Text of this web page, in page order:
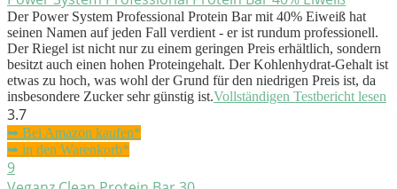
Der Power System Professional Protein Bar mit 40% Eiweiß hat
seinen Namen auf jeden Fall verdient - er ist rundum professionell.
Der Riegel ist nicht nur zu einem geringen Preis erhältlich, sondern
besitzt auch einen hohen Proteingehalt. Der Kohlenhydrat-Gehalt ist
etwas zu hoch, was wohl der Grund für den niedrigen Preis ist, da
insbesondere Zucker sehr günstig ist.Vollständigen Testbericht lesen
3.7
➥ Bei Amazon kaufen*
➥ in den Warenkorb*
9